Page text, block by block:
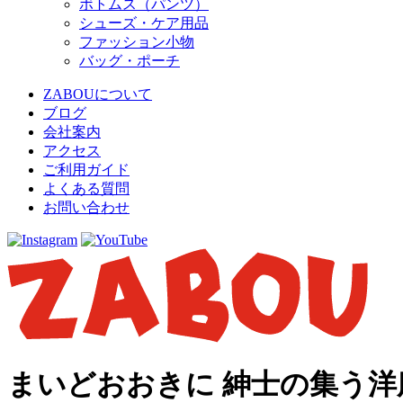
ボトムス（パンツ）
シューズ・ケア用品
ファッション小物
バッグ・ポーチ
ZABOUについて
ブログ
会社案内
アクセス
ご利用ガイド
よくある質問
お問い合わせ
まいどおおきに 紳士の集う